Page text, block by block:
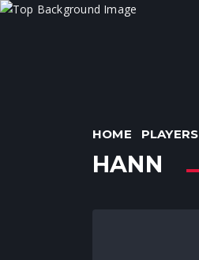
HOME PLAYERS
HANN